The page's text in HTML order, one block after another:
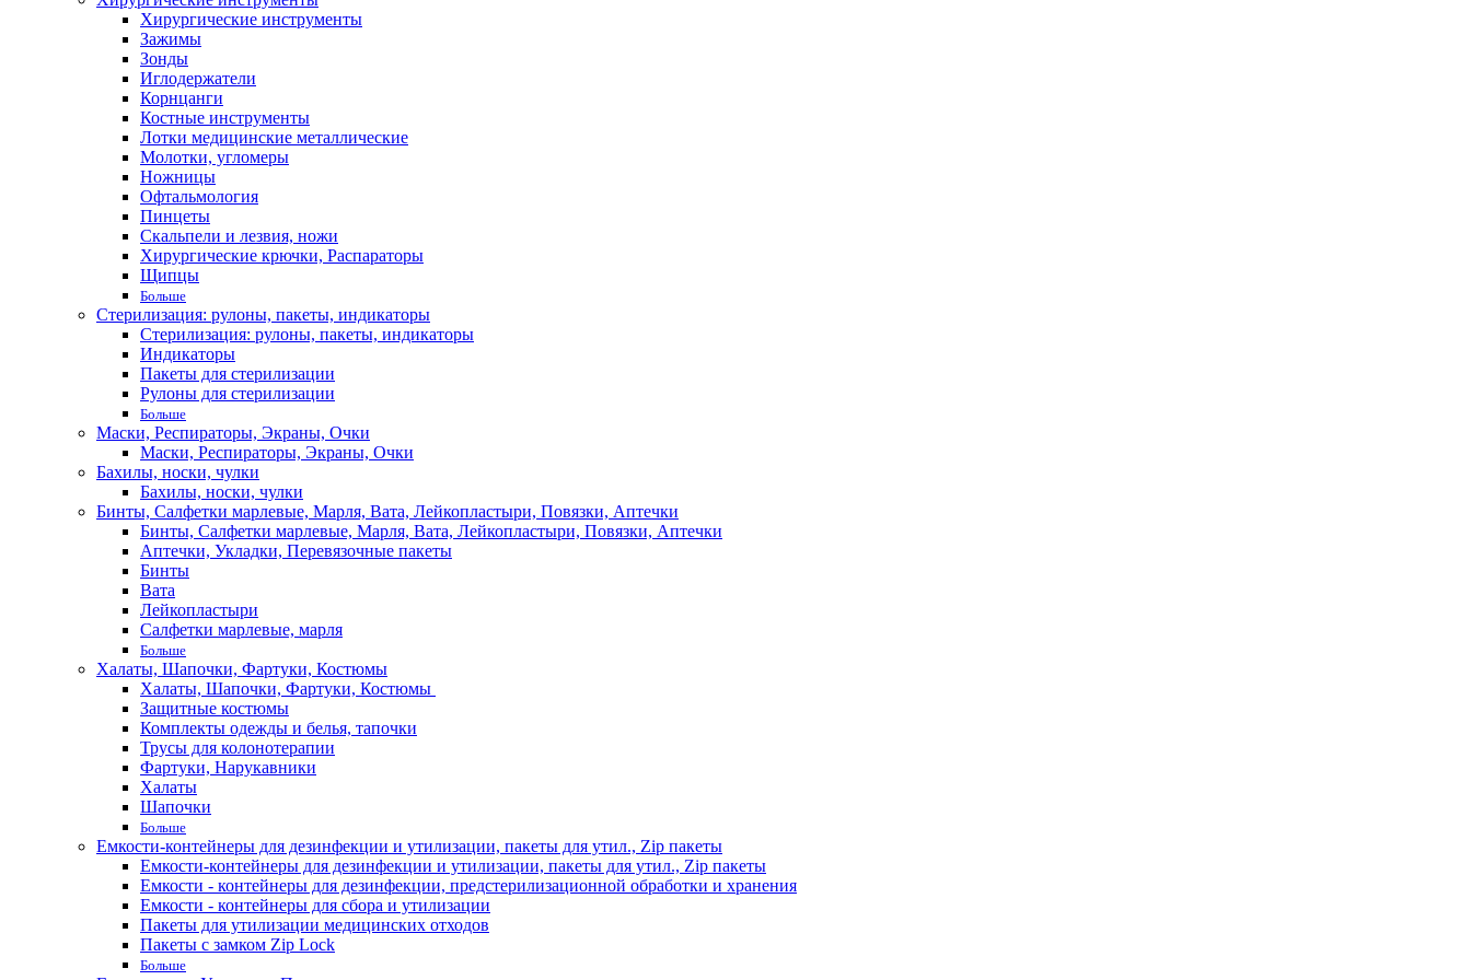
Хирургические инструменты
Зажимы
Зонды
Иглодержатели
Корнцанги
Костные инструменты
Лотки медицинские металлические
Молотки, угломеры
Ножницы
Офтальмология
Пинцеты
Скальпели и лезвия, ножи
Хирургические крючки, Распараторы
Щипцы
Больше
Стерилизация: рулоны, пакеты, индикаторы
Стерилизация: рулоны, пакеты, индикаторы
Индикаторы
Пакеты для стерилизации
Рулоны для стерилизации
Больше
Маски, Респираторы, Экраны, Очки
Маски, Респираторы, Экраны, Очки
Бахилы, носки, чулки
Бахилы, носки, чулки
Бинты, Салфетки марлевые, Марля, Вата, Лейкопластыри, Повязки, Аптечки
Бинты, Салфетки марлевые, Марля, Вата, Лейкопластыри, Повязки, Аптечки
Аптечки, Укладки, Перевязочные пакеты
Бинты
Вата
Лейкопластыри
Салфетки марлевые, марля
Больше
Халаты, Шапочки, Фартуки, Костюмы
Халаты, Шапочки, Фартуки, Костюмы
Защитные костюмы
Комплекты одежды и белья, тапочки
Трусы для колонотерапии
Фартуки, Нарукавники
Халаты
Шапочки
Больше
Емкости-контейнеры для дезинфекции и утилизации, пакеты для утил., Zip пакеты
Емкости-контейнеры для дезинфекции и утилизации, пакеты для утил., Zip пакеты
Емкости - контейнеры для дезинфекции, предстерилизационной обработки и хранения
Емкости - контейнеры для сбора и утилизации
Пакеты для утилизации медицинских отходов
Пакеты с замком Zip Lock
Больше